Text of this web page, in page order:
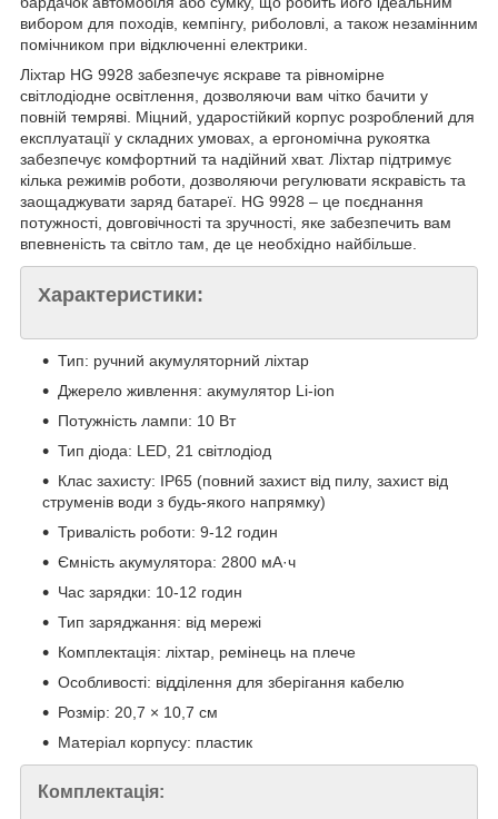
вибором для походів, кемпінгу, риболовлі, а також незамінним
помічником при відключенні електрики.
Ліхтар HG 9928 забезпечує яскраве та рівномірне
світлодіодне освітлення, дозволяючи вам чітко бачити у
повній темряві. Міцний, ударостійкий корпус розроблений для
експлуатації у складних умовах, а ергономічна рукоятка
забезпечує комфортний та надійний хват. Ліхтар підтримує
кілька режимів роботи, дозволяючи регулювати яскравість та
заощаджувати заряд батареї. HG 9928 – це поєднання
потужності, довговічності та зручності, яке забезпечить вам
впевненість та світло там, де це необхідно найбільше.
Характеристики:
Тип: ручний акумуляторний ліхтар
Джерело живлення: акумулятор Li-ion
Потужність лампи: 10 Вт
Тип діода: LED, 21 світлодіод
Клас захисту: IP65 (повний захист від пилу, захист від
струменів води з будь-якого напрямку)
Тривалість роботи: 9-12 годин
Ємність акумулятора: 2800 мА·ч
Час зарядки: 10-12 годин
Тип заряджання: від мережі
Комплектація: ліхтар, ремінець на плече
Особливості: відділення для зберігання кабелю
Розмір: 20,7 × 10,7 см
Матеріал корпусу: пластик
Комплектація: